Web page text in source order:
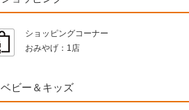
ショッピングコーナー
おみやげ： 1店
ベビー＆キッズ